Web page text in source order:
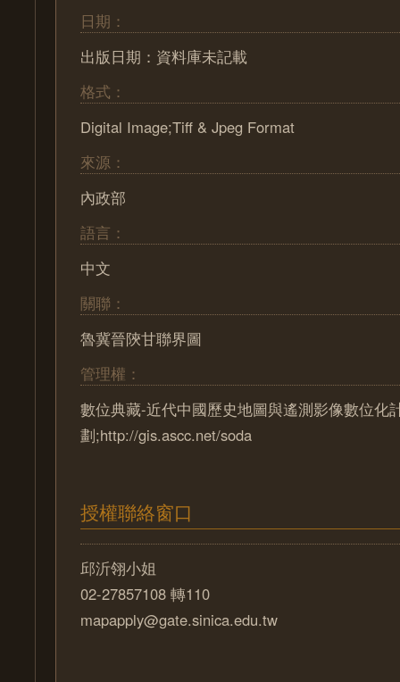
日期：
出版日期：資料庫未記載
格式：
Digital Image;Tiff & Jpeg Format
來源：
內政部
語言：
中文
關聯：
魯冀晉陝甘聯界圖
管理權：
數位典藏-近代中國歷史地圖與遙測影像數位化
劃;http://gis.ascc.net/soda
授權聯絡窗口
邱沂翎小姐
02-27857108 轉110
mapapply@gate.sinica.edu.tw